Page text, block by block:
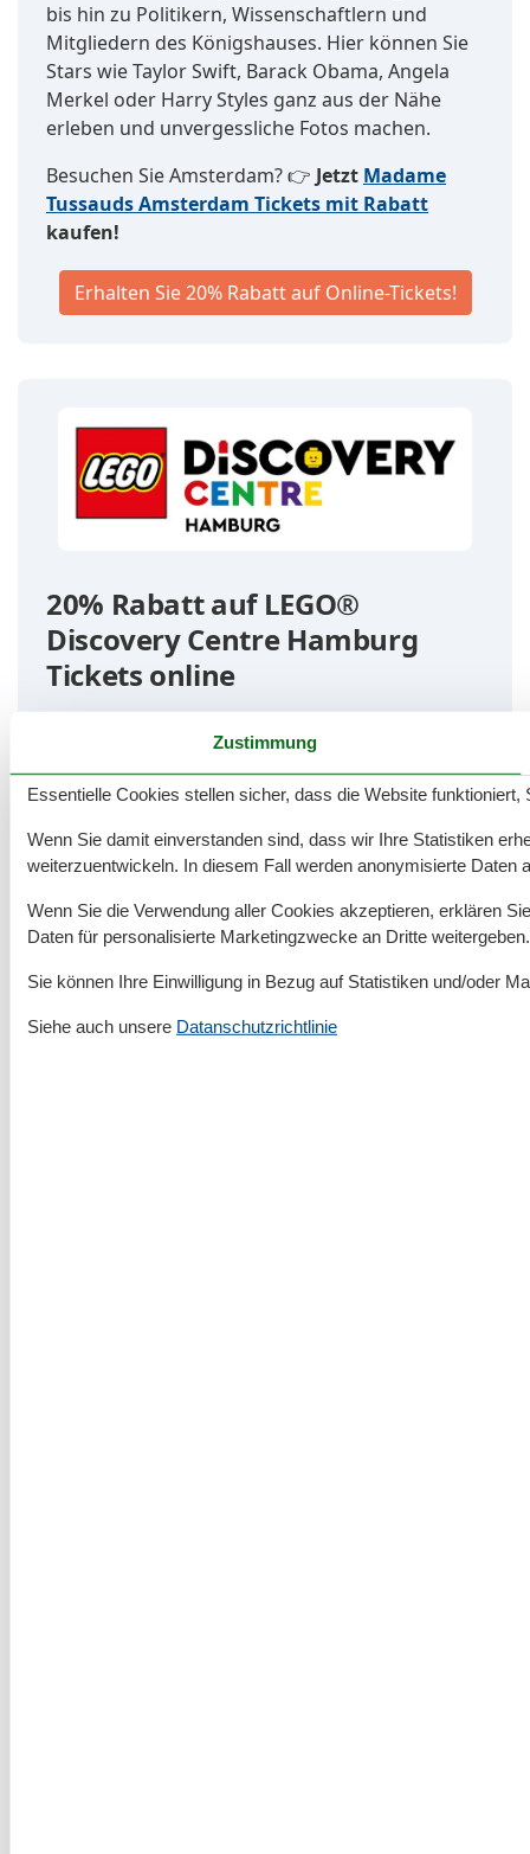
bis hin zu Politikern, Wissenschaftlern und
Mitgliedern des Königshauses. Hier können Sie
Stars wie Taylor Swift, Barack Obama, Angela
Merkel oder Harry Styles ganz aus der Nähe
erleben und unvergessliche Fotos machen.
Besuchen Sie Amsterdam? 👉 Jetzt Madame
Tussauds Amsterdam Tickets mit Rabatt
kaufen!
Erhalten Sie 20% Rabatt auf Online-Tickets!
20% Rabatt auf LEGO®
Discovery Centre Hamburg
Tickets online
🧱 Sichern Sie sich 20% Rabatt auf den regulären
👉JetztLEGO® Discovery Centre Hamburg
Erleben Sie das LEGO® Discovery Centre
für die ganze Familie. Über zwei Millionen
LEGO® Steine, interaktive Spielzonen, kreative
Modellbau-Workshops und ein spektakuläres
Steigen Sie in den Imagination Express,
Zustimmung
Essentielle Cookies stellen sicher, dass die Website
Wenn Sie damit einverstanden sind, dass wir Ihre Statistiken
weiterzuentwickeln. In diesem Fall werden anonymisierte Daten
Wenn Sie die Verwendung aller Cookies akzeptieren, erklären
Daten für personalisierte Marketingzwecke an Dritte weitergeben.
Sie können Ihre Einwilligung in Bezug auf Statistiken und/oder
Siehe auch unsere Datanschutzrichtlinie